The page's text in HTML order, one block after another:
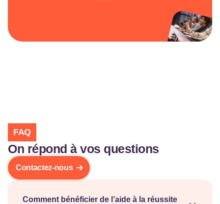
FAQ
On répond à vos questions
Contactez-nous
Comment bénéficier de l’aide à la réussite